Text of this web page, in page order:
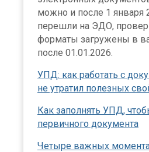
можно и после 1 января
перешли на ЭДО,
форматы загружены в
после 01.01.2026.
УПД: как работать с
не утратил полезных
Как заполнять УПД,
первичного документа
Четыре важных